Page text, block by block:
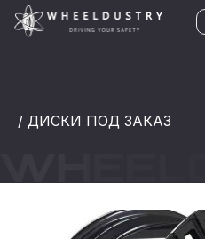
/ ДИСКИ ПОД ЗАКАЗ